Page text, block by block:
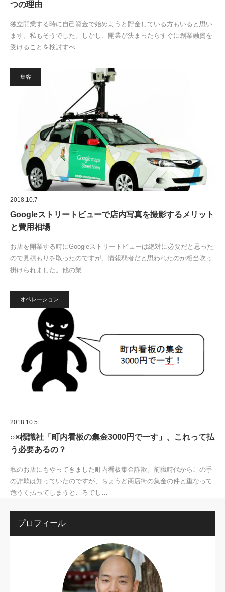
つの理由
独立開業する時に自己資金で始めようと貯金している方もいると思い
ます。私もそうでした。しかし、開業が決まったらすぐに創業融資を
受けることを検討すべ…
集客
2018.10.7
Googleストリートビューで店内写真を撮影するメリット
と費用相場
お店を開業する時にGoogleストリートビューは絶対に必要だと思った
ので見積もりを取ったのですが、情報弱者だと思われたのか相当吹っ
掛けられました。他の業…
オペレーション
2018.10.5
○×標識社「町内看板の集金3000円でーす」、これって払
う必要あるの？
私のお店にもやってきました町内看板集金詐欺。前職時代からこの手
の詐欺は知っていたのですが、ちょうど商店街の集金の件と重なって
危うく払ってしまうところでし…
プロフィール